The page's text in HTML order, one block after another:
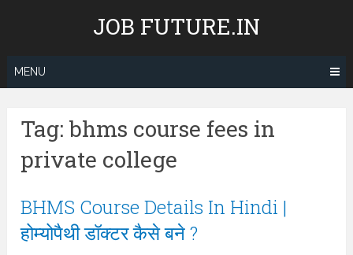
JOB FUTURE.IN
MENU
Tag:bhms course fees in
private college
BHMS Course Details In Hindi |
होम्योपैथी डॉक्टर कैसे बने ?